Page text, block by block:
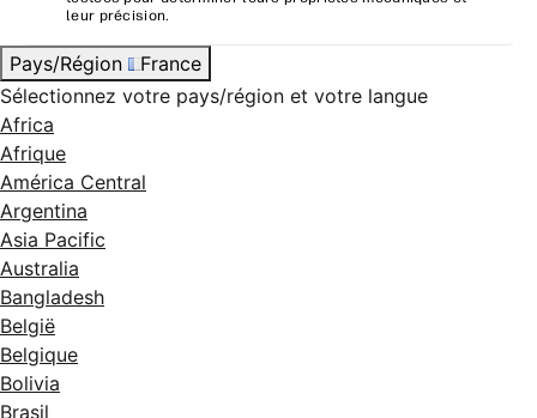
leur précision.
Pays/Région
France
Sélectionnez votre pays/région et votre langue
Africa
Afrique
América Central
Argentina
Asia Pacific
Australia
Bangladesh
België
Belgique
Bolivia
Brasil